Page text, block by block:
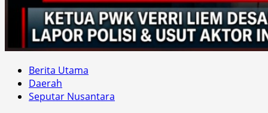
Berita Utama
Daerah
Seputar Nusantara